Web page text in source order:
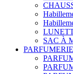
SAC À
PARFUMERIE